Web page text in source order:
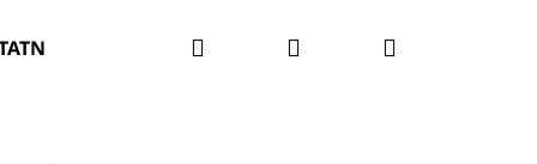
PROBLÉM PLETI O NÁS
Hledat PřihlášeníNákupní